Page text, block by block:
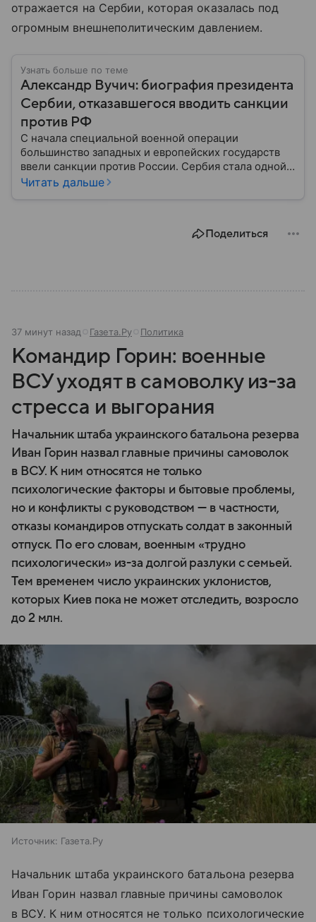
отражается на Сербии, которая оказалась под
огромным внешнеполитическим давлением.
Узнать больше по теме
Александр Вучич: биография президента
Сербии, отказавшегося вводить санкции
против РФ
С начала специальной военной операции
большинство западных и европейских государств
ввели санкции против России. Сербия стала одной
из немногих стран, оставшейся нейтральной в этом
Читать дальше
Поделиться
37 минут назад Газета.Ру Политика
Командир Горин: военные
ВСУ уходят в самоволку из-за
стресса и выгорания
Начальник штаба украинского батальона резерва
Иван Горин назвал главные причины самоволок
в ВСУ. К ним относятся не только
психологические факторы и бытовые проблемы,
но и конфликты с руководством — в частности,
отказы командиров отпускать солдат в законный
отпуск. По его словам, военным «трудно
психологически» из-за долгой разлуки с семьей.
Тем временем число украинских уклонистов,
которых Киев пока не может отследить, возросло
до 2 млн.
Источник: Газета.Ру
Начальник штаба украинского батальона резерва
Иван Горин назвал главные причины самоволок
в ВСУ. К ним относятся не только психологические